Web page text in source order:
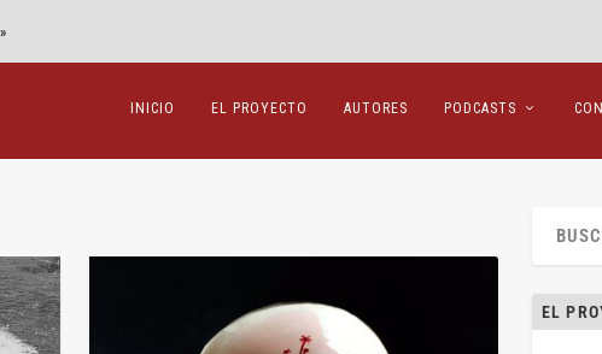
INICIO EL PROYECTO AUTORES PODCASTS
EL